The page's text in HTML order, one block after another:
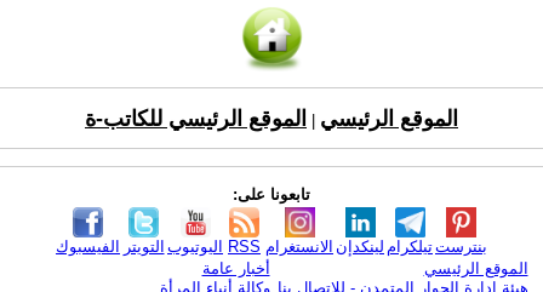
الموقع الرئيسي الموقع الرئيسي للكاتب-ة
تابعونا على:
الفيسبوك التويتر اليوتيوب RSS الانستغرام لينكدإن تيلكرامبنترست
الموقع الرئيسي
هيئة ادارة الحوار المتمدن - للإتصال بنا
أخبار عامة
وكالة أنباء المرأة